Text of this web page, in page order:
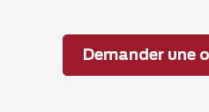
Demander une